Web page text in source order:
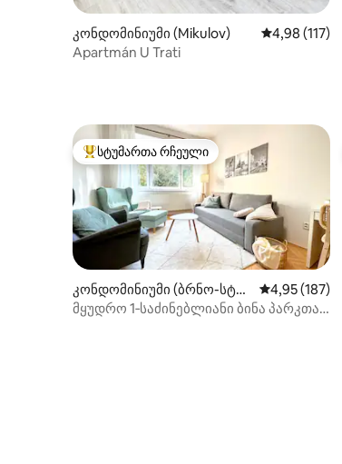
კონდომინიუმი (Mikulov) საშუალო
4,98 (117)
Apartmán U Trati
სტუმართა რჩეული მოწინავე ვარიანტი
სტუმართა რჩეული
კონდომინიუმი (ბრნო-სტრ
ედ)
საშუალო
4,95 (187)
მყუდრო 1‑საძინებლიანი ბინა პარკთან